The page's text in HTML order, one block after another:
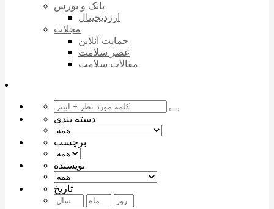
بانک و بورس
ارزدیجیتال
مجلات
حمایت آنلاین
عصر سلامت
مقالات سلامت
دسته بندی
برچسب
نویسنده
تاریخ